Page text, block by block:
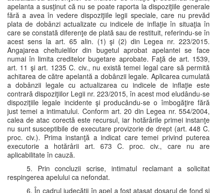
apelanta a susţinut că nu se poate raporta la dispoziţiile generale
fără a avea în vedere dispoziţiile legii speciale, care nu prevăd
plata de dobânzi actualizate cu indicele de inflaţie în situaţia în
care se constată diferenţe de plată sau de restituit, referindu-se în
acest sens la art. 65 alin. (1) şi (2) din Legea nr. 223/2015.
Angajarea cheltuielilor din bugetul aprobat apelantei se face
numai în limita creditelor bugetare aprobate. Faţă de art. 1539,
art. 11 şi art. 1235 C. civ., nu există temei legal care să permită
achitarea de către apelantă a dobânzii legale. Aplicarea cumulată
a dobânzii legale cu actualizarea cu indicele de inflaţie este
contrară dispoziţiilor Legii nr. 223/2015, în acest mod eludându-se
dispoziţiile legale incidente şi producându-se o îmbogăţire fără
just temei a intimatului. Conform art. 20 din Legea nr. 554/2004,
calea de atac corectă este recursul, iar hotărârile primei instanţe
nu sunt susceptibile de executare provizorie de drept (art. 448 C.
proc. civ.). Prima instanţă a indicat care temei privind puterea
executorie a hotărârii art. 673 C. proc. civ., care nu are
aplicabilitate în cauză.
5. Prin concluzii scrise, intimatul reclamant a solicitat
respingerea apelului ca nefondat.
6. În cadrul judecăţii în apel a fost ataşat dosarul de fond şi